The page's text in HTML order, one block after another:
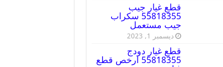
قطع غيار جيب
55818355 سكراب
جيب مستعمل
ديسمبر 1, 2023
قطع غيار دودج
55818355 ارخص قطع